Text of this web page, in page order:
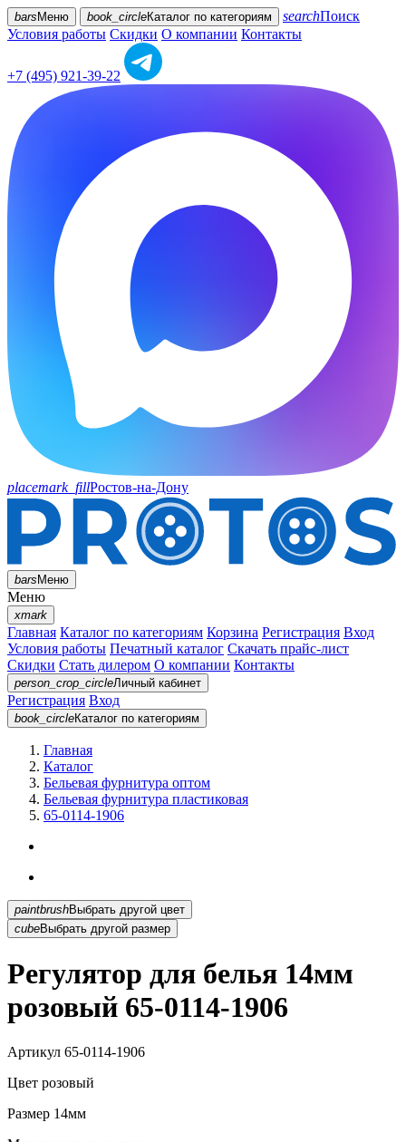
bars Меню book_circleКаталог по категориям searchПоиск
Условия работы Скидки О компании Контакты
+7 (495) 921-39-22
placemark_fillРостов-на-Дону
barsМеню
Меню
xmark
Главная Каталог по категориям Корзина Регистрация Вход
Условия работы Печатный каталог Скачать прайс-лист
Скидки Стать дилером О компании Контакты
person_crop_circleЛичный кабинет
Регистрация Вход
book_circleКаталог по категориям
Главная
Каталог
Бельевая фурнитура оптом
Бельевая фурнитура пластиковая
65-0114-1906
paintbrush
Выбрать другой цвет
cubeВыбрать другой размер
Регулятор для белья 14мм
розовый 65-0114-1906
Артикул 65-0114-1906
Цвет розовый
Размер 14мм